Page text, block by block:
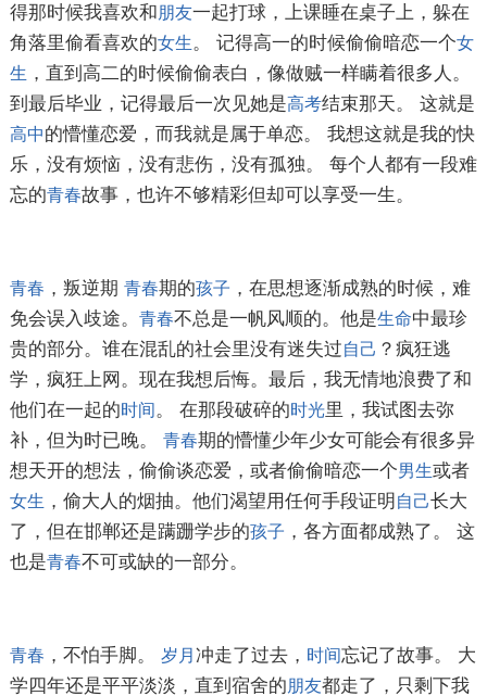
得那时候我喜欢和朋友一起打球，上课睡在桌子上，躲在
角落里偷看喜欢的女生。 记得高一的时候偷偷暗恋一个女
生 ，直到高二的时候偷偷表白，像做贼一样瞒着很多人。
到最后毕业，记得最后一次见她是高考结束那天。 这就是
高中的懵懂恋爱，而我就是属于单恋。 我想这就是我的快
乐，没有烦恼，没有悲伤，没有孤独。 每个人都有一段难
忘的青春故事，也许不够精彩但却可以享受一生。
青春 ，叛逆期 青春期的孩子 ，在思想逐渐成熟的时候，难
免会误入歧途。 青春不总是一帆风顺的。他是生命中最珍
贵的部分。谁在混乱的社会里没有迷失过自己 ？疯狂逃
学，疯狂上网。现在我想后悔。最后，我无情地浪费了和
他们在一起的时间。 在那段破碎的时光里，我试图去弥
补，但为时已晚。 青春期的懵懂少年少女可能会有很多异
想天开的想法，偷偷谈恋爱，或者偷偷暗恋一个男生或者
女生 ，偷大人的烟抽。他们渴望用任何手段证明 自己长大
了，但在邯郸还是蹒跚学步的孩子 ，各方面都成熟了。 这
也是青春不可或缺的一部分。
青春 ，不怕手脚。 岁月 冲走了过去， 时间忘记了故事。 大
学四年还是平平淡淡，直到宿舍的朋友都走了，只剩下我